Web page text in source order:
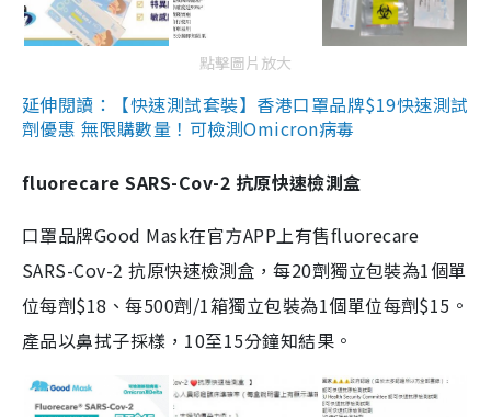
點擊圖片放大
延伸閱讀：【快速測試套裝】香港口罩品牌$19快速測試
劑優惠 無限購數量！可檢測Omicron病毒
fluorecare SARS-Cov-2 抗原快速檢測盒
口罩品牌Good Mask在官方APP上有售fluorecare
SARS-Cov-2 抗原快速檢測盒，每20劑獨立包裝為1個單
位每劑$18、每500劑/1箱獨立包裝為1個單位每劑$15。
產品以鼻拭子採樣，10至15分鐘知結果。